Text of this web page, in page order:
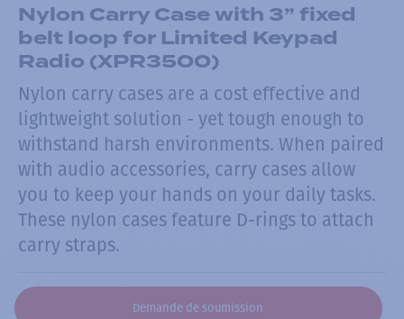
Nylon Carry Case with 3” fixed
belt loop for Limited Keypad
Radio (XPR3500)
Nylon carry cases are a cost effective and
lightweight solution - yet tough enough to
withstand harsh environments. When paired
with audio accessories, carry cases allow
you to keep your hands on your daily tasks.
These nylon cases feature D-rings to attach
carry straps.
Demande de soumission